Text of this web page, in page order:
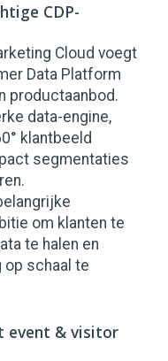
CDP-
Cloud voegt
Data Platform
productaanbod.
data-engine,
klantbeeld
segmentaties
om klanten te
te halen en
schaal te
event & visitor